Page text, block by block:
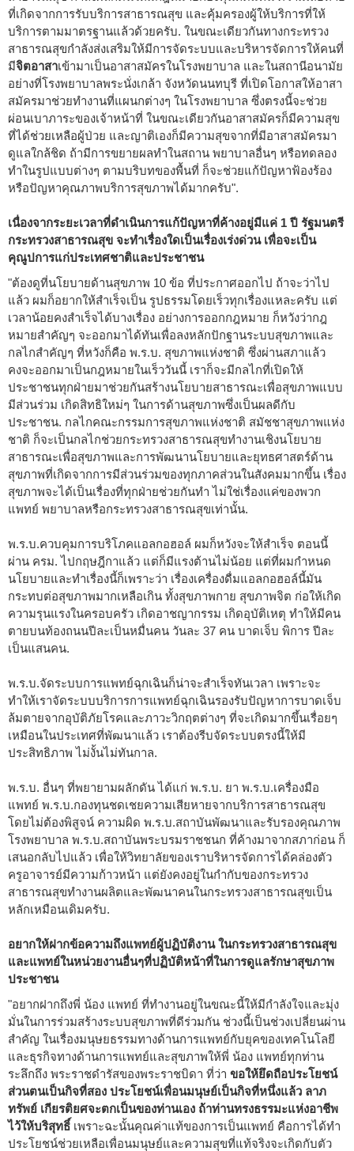
ที่เกิดจากการรับบริการสาธารณสุข และคุ้มครองผู้ให้บริการที่ให้
บริการตามมาตรฐานแล้วด้วยครับ. ในขณะเดียวกันทางกระทรวง
สาธารณสุขกำลังส่งเสริมให้มีการจัดระบบและบริหารจัดการให้คนที่
มีจิตอาสาเข้ามาเป็นอาสาสมัครในโรงพยาบาล และในสถานีอนามัย
อย่างที่โรงพยาบาลพระนั่งเกล้า จังหวัดนนทบุรี ที่เปิดโอกาสให้อาสา
สมัครมาช่วยทำงานที่แผนกต่างๆ ในโรงพยาบาล ซึ่งตรงนี้จะช่วย
ผ่อนเบาภาระของเจ้าหน้าที่ ในขณะเดียวกันอาสาสมัครก็มีความสุข
ที่ได้ช่วยเหลือผู้ป่วย และญาติเองก็มีความสุขจากที่มีอาสาสมัครมา
ดูแลใกล้ชิด ถ้ามีการขยายผลทำในสถาน พยาบาลอื่นๆ หรือทดลอง
ทำในรูปแบบต่างๆ ตามบริบทของพื้นที่ ก็จะช่วยแก้ปัญหาฟ้องร้อง
หรือปัญหาคุณภาพบริการสุขภาพได้มากครับ".
เนื่องจากระยะเวลาที่ดำเนินการแก้ปัญหาที่ค้างอยู่มีแค่ 1 ปี รัฐมนตรี
กระทรวงสาธารณสุข จะทำเรื่องใดเป็นเรื่องเร่งด่วน เพื่อจะเป็น
คุณูปการแก่ประเทศชาติและประชาชน
"ต้องดูที่นโยบายด้านสุขภาพ 10 ข้อ ที่ประกาศออกไป ถ้าจะว่าไป
แล้ว ผมก็อยากให้สำเร็จเป็น รูปธรรมโดยเร็วทุกเรื่องแหละครับ แต่
เวลาน้อยคงสำเร็จได้บางเรื่อง อย่างการออกกฎหมาย ก็หวังว่ากฎ
หมายสำคัญๆ จะออกมาได้ทันเพื่อลงหลักปักฐานระบบสุขภาพและ
กลไกสำคัญๆ ที่หวังก็คือ พ.ร.บ. สุขภาพแห่งชาติ ซึ่งผ่านสภาแล้ว
คงจะออกมาเป็นกฎหมายในเร็ววันนี้ เราก็จะมีกลไกที่เปิดให้
ประชาชนทุกฝ่ายมาช่วยกันสร้างนโยบายสาธารณะเพื่อสุขภาพแบบ
มีส่วนร่วม เกิดสิทธิใหม่ๆ ในการด้านสุขภาพซึ่งเป็นผลดีกับ
ประชาชน. กลไกคณะกรรมการสุขภาพแห่งชาติ สมัชชาสุขภาพแห่ง
ชาติ ก็จะเป็นกลไกช่วยกระทรวงสาธารณสุขทำงานเชิงนโยบาย
สาธารณะเพื่อสุขภาพและการพัฒนานโยบายและยุทธศาสตร์ด้าน
สุขภาพที่เกิดจากการมีส่วนร่วมของทุกภาคส่วนในสังคมมากขึ้น เรื่อง
สุขภาพจะได้เป็นเรื่องที่ทุกฝ่ายช่วยกันทำ ไม่ใช่เรื่องแค่ของพวก
แพทย์ พยาบาลหรือกระทรวงสาธารณสุขเท่านั้น.
พ.ร.บ.ควบคุมการบริโภคแอลกอฮอล์ ผมก็หวังจะให้สำเร็จ ตอนนี้
ผ่าน ครม. ไปกฤษฎีกาแล้ว แต่ก็มีแรงต้านไม่น้อย แต่ที่ผมกำหนด
นโยบายและทำเรื่องนี้ก็เพราะว่า เรื่องเครื่องดื่มแอลกอฮอล์นี้มัน
กระทบต่อสุขภาพมากเหลือเกิน ทั้งสุขภาพกาย สุขภาพจิต ก่อให้เกิด
ความรุนแรงในครอบครัว เกิดอาชญากรรม เกิดอุบัติเหตุ ทำให้มีคน
ตายบนท้องถนนปีละเป็นหมื่นคน วันละ 37 คน บาดเจ็บ พิการ ปีละ
เป็นแสนคน.
พ.ร.บ.จัดระบบการแพทย์ฉุกเฉินก็น่าจะสำเร็จทันเวลา เพราะจะ
ทำให้เราจัดระบบบริการการแพทย์ฉุกเฉินรองรับปัญหาการบาดเจ็บ
ล้มตายจากอุบัติภัยโรคและภาวะวิกฤตต่างๆ ที่จะเกิดมากขึ้นเรื่อยๆ
เหมือนในประเทศที่พัฒนาแล้ว เราต้องรีบจัดระบบตรงนี้ให้มี
ประสิทธิภาพ ไม่งั้นไม่ทันกาล.
พ.ร.บ. อื่นๆ ที่พยายามผลักดัน ได้แก่ พ.ร.บ. ยา พ.ร.บ.เครื่องมือ
แพทย์ พ.ร.บ.กองทุนชดเชยความเสียหายจากบริการสาธารณสุข
โดยไม่ต้องพิสูจน์ ความผิด พ.ร.บ.สถาบันพัฒนาและรับรองคุณภาพ
โรงพยาบาล พ.ร.บ.สถาบันพระบรมราชชนก ที่ค้างมาจากสภาก่อน ก็
เสนอกลับไปแล้ว เพื่อให้วิทยาลัยของเราบริหารจัดการได้คล่องตัว
ครูอาจารย์มีความก้าวหน้า แต่ยังคงอยู่ในกำกับของกระทรวง
สาธารณสุขทำงานผลิตและพัฒนาคนในกระทรวงสาธารณสุขเป็น
หลักเหมือนเดิมครับ.
อยากให้ฝากข้อความถึงแพทย์ผู้ปฏิบัติงาน ในกระทรวงสาธารณสุข
และแพทย์ในหน่วยงานอื่นๆที่ปฏิบัติหน้าที่ในการดูแลรักษาสุขภาพ
ประชาชน
"อยากฝากถึงพี่ น้อง แพทย์ ที่ทำงานอยู่ในขณะนี้ให้มีกำลังใจและมุ่ง
มั่นในการร่วมสร้างระบบสุขภาพที่ดีร่วมกัน ช่วงนี้เป็นช่วงเปลี่ยนผ่าน
สำคัญ ในเรื่องมนุษยธรรมทางด้านการแพทย์กับยุคของเทคโนโลยี
และธุรกิจทางด้านการแพทย์และสุขภาพให้พี่ น้อง แพทย์ทุกท่าน
ระลึกถึง พระราชดำรัสของพระราชบิดา ที่ว่า ขอให้ยึดถือประโยชน์
ส่วนตนเป็นกิจที่สอง ประโยชน์เพื่อนมนุษย์เป็นกิจที่หนึ่งแล้ว ลาภ
ทรัพย์ เกียรติยศจะตกเป็นของท่านเอง ถ้าท่านทรงธรรมะแห่งอาชีพ
ไว้ให้บริสุทธิ์ เพราะฉะนั้นคุณค่าแท้ของการเป็นแพทย์ คือการได้ทำ
ประโยชน์ช่วยเหลือเพื่อนมนุษย์และความสุขที่แท้จริงจะเกิดกับตัว